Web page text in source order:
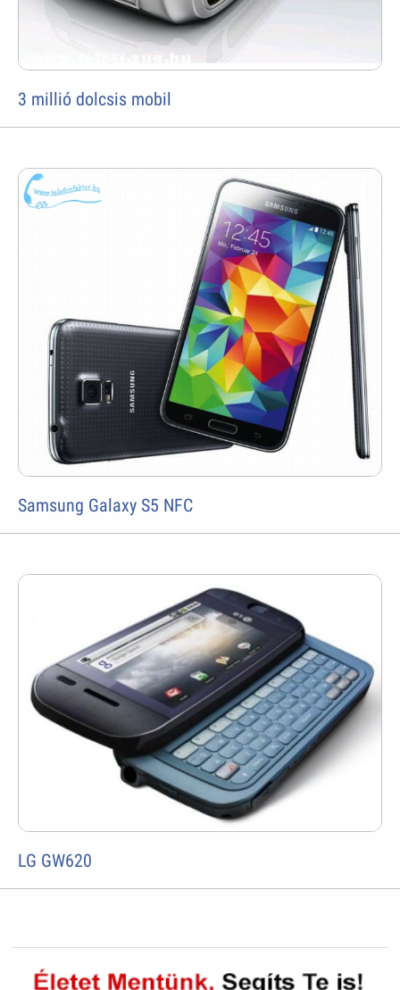
3 millió dolcsis mobil
Samsung Galaxy S5 NFC
LG GW620